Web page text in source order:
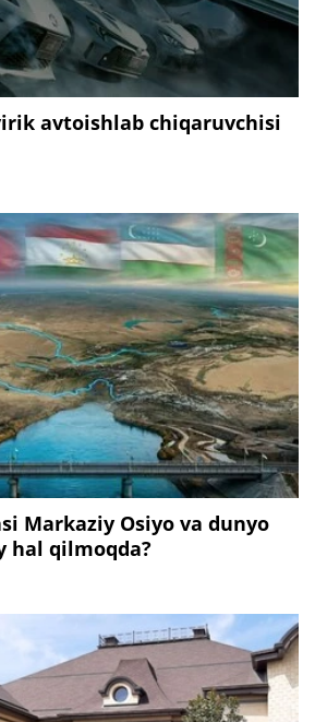
avtoishlab chiqaruvchisi
Markaziy Osiyo va dunyo
hal qilmoqda?